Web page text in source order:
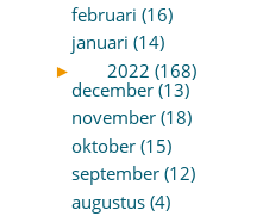
februari (16)
januari (14)
►
2022 (168)
december (13)
november (18)
oktober (15)
september (12)
augustus (4)